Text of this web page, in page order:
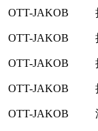
OTT-JAKOB
OTT-JAKOB
OTT-JAKOB
OTT-JAKOB
OTT-JAKOB